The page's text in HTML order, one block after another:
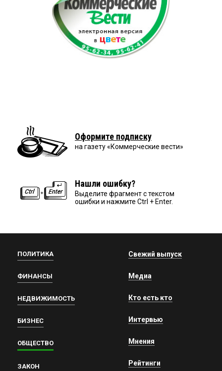
Оформите подписку
на газету «Коммерческие вести»
Нашли ошибку?
Выделите фрагмент с текстом
ошибки и нажмите Ctrl + Enter.
ПОЛИТИКА
ФИНАНСЫ
НЕДВИЖИМОСТЬ
БИЗНЕС
ОБЩЕСТВО
ЗАКОН
Свежий выпуск
Медиа
Кто есть кто
Интервью
Мнения
Рейтинги